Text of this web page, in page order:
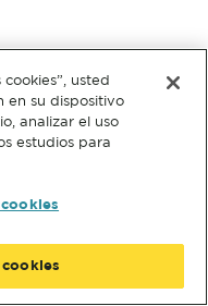
usted
en su dispositivo
analizar el uso
estudios para